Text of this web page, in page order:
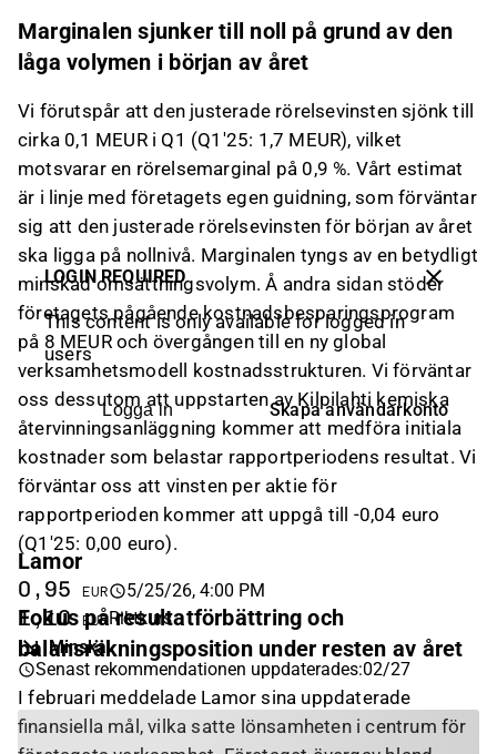
Marginalen sjunker till noll på grund av den
låga volymen i början av året
Vi förutspår att den justerade rörelsevinsten sjönk till
cirka 0,1 MEUR i Q1 (Q1'25: 1,7 MEUR), vilket
motsvarar en rörelsemarginal på 0,9 %. Vårt estimat
är i linje med företagets egen guidning, som förväntar
sig att den justerade rörelsevinsten för början av året
ska ligga på nollnivå. Marginalen tyngs av en betydligt
minskad omsättningsvolym. Å andra sidan stöder
företagets pågående kostnadsbesparingsprogram
på 8 MEUR och övergången till en ny global
verksamhetsmodell kostnadsstrukturen. Vi förväntar
oss dessutom att uppstarten av Kilpilahti kemiska
återvinningsanläggning kommer att medföra initiala
kostnader som belastar rapportperiodens resultat. Vi
förväntar oss att vinsten per aktie för
rapportperioden kommer att uppgå till -0,04 euro
(Q1'25: 0,00 euro).
Fokus på resultatförbättring och
balansräkningsposition under resten av året
I februari meddelade Lamor sina uppdaterade
finansiella mål, vilka satte lönsamheten i centrum för
LOGIN REQUIRED
This content is only available for logged in
users
Logga in Skapa användarkonto
Lamor
0,95 EUR 5/25/26, 4:00 PM
1,10 EURRiktkurs
Minska
Senast rekommendationen uppdaterades:02/27